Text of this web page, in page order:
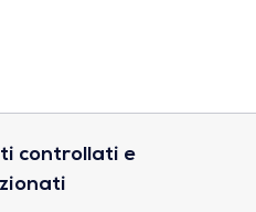
controllati e